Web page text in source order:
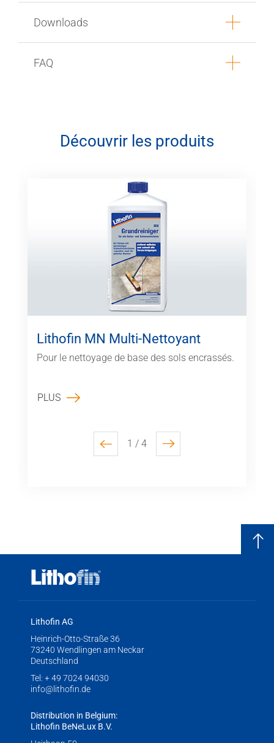
Downloads
FAQ
Découvrir les produits
previous1 / 4 next
Lithofin MN Multi-Nettoyant
Pour le nettoyage de base des sols encrassés.
PLUS
Lithofin AG
Heinrich-Otto-Straße 36
73240 Wendlingen am Neckar
Deutschland
Tel: + 49 7024 94030
info@lithofin.de
Distribution in Belgium:
Lithofin BeNeLux B.V.